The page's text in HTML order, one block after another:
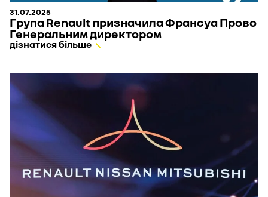
31.07.2025
Група Renault призначила Франсуа Прово
Генеральним директором
дізнатися більше